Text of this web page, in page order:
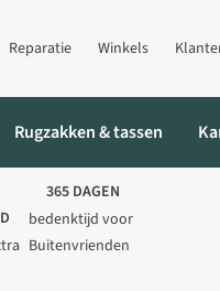
Reparatie Winkels
Rugzakken & tassen
365 DAGEN
bedenktijd voor
Buitenvrienden